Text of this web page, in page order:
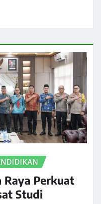
Raya Perkuat
Studi